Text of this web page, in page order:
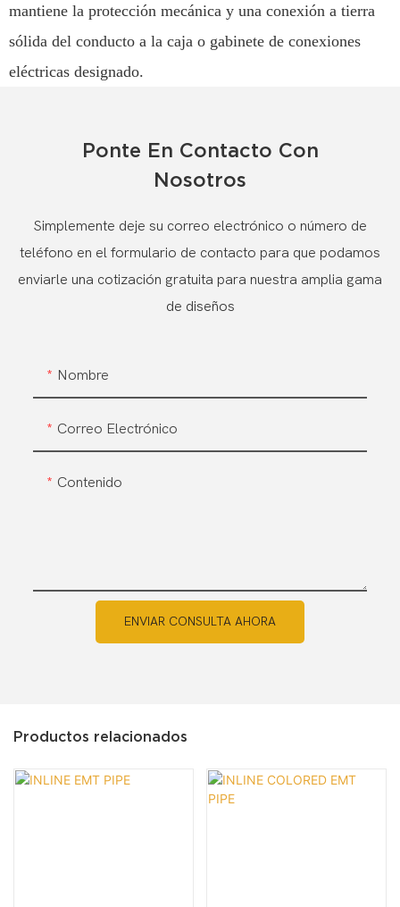
mantiene la protección mecánica y una conexión a tierra
sólida del conducto a la caja o gabinete de conexiones
eléctricas designado.
Ponte En Contacto Con
Nosotros
Simplemente deje su correo electrónico o número de
teléfono en el formulario de contacto para que podamos
enviarle una cotización gratuita para nuestra amplia gama
de diseños
Nombre
Correo Electrónico
Contenido
ENVIAR CONSULTA AHORA
Productos relacionados